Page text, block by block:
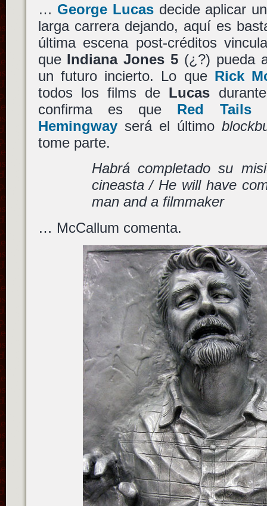
… George Lucasdecide aplicar
larga carrera dejando, aquí es
última escena post-créditos
que Indiana Jones 5 (¿?) pueda
un futuro incierto. Lo que Rick
todos los films de Lucas
confirma es que Red Tails
Hemingwayserá el último
tome parte.
Habrá completado su
cineasta / He will have
man and a filmmaker
… McCallum comenta.